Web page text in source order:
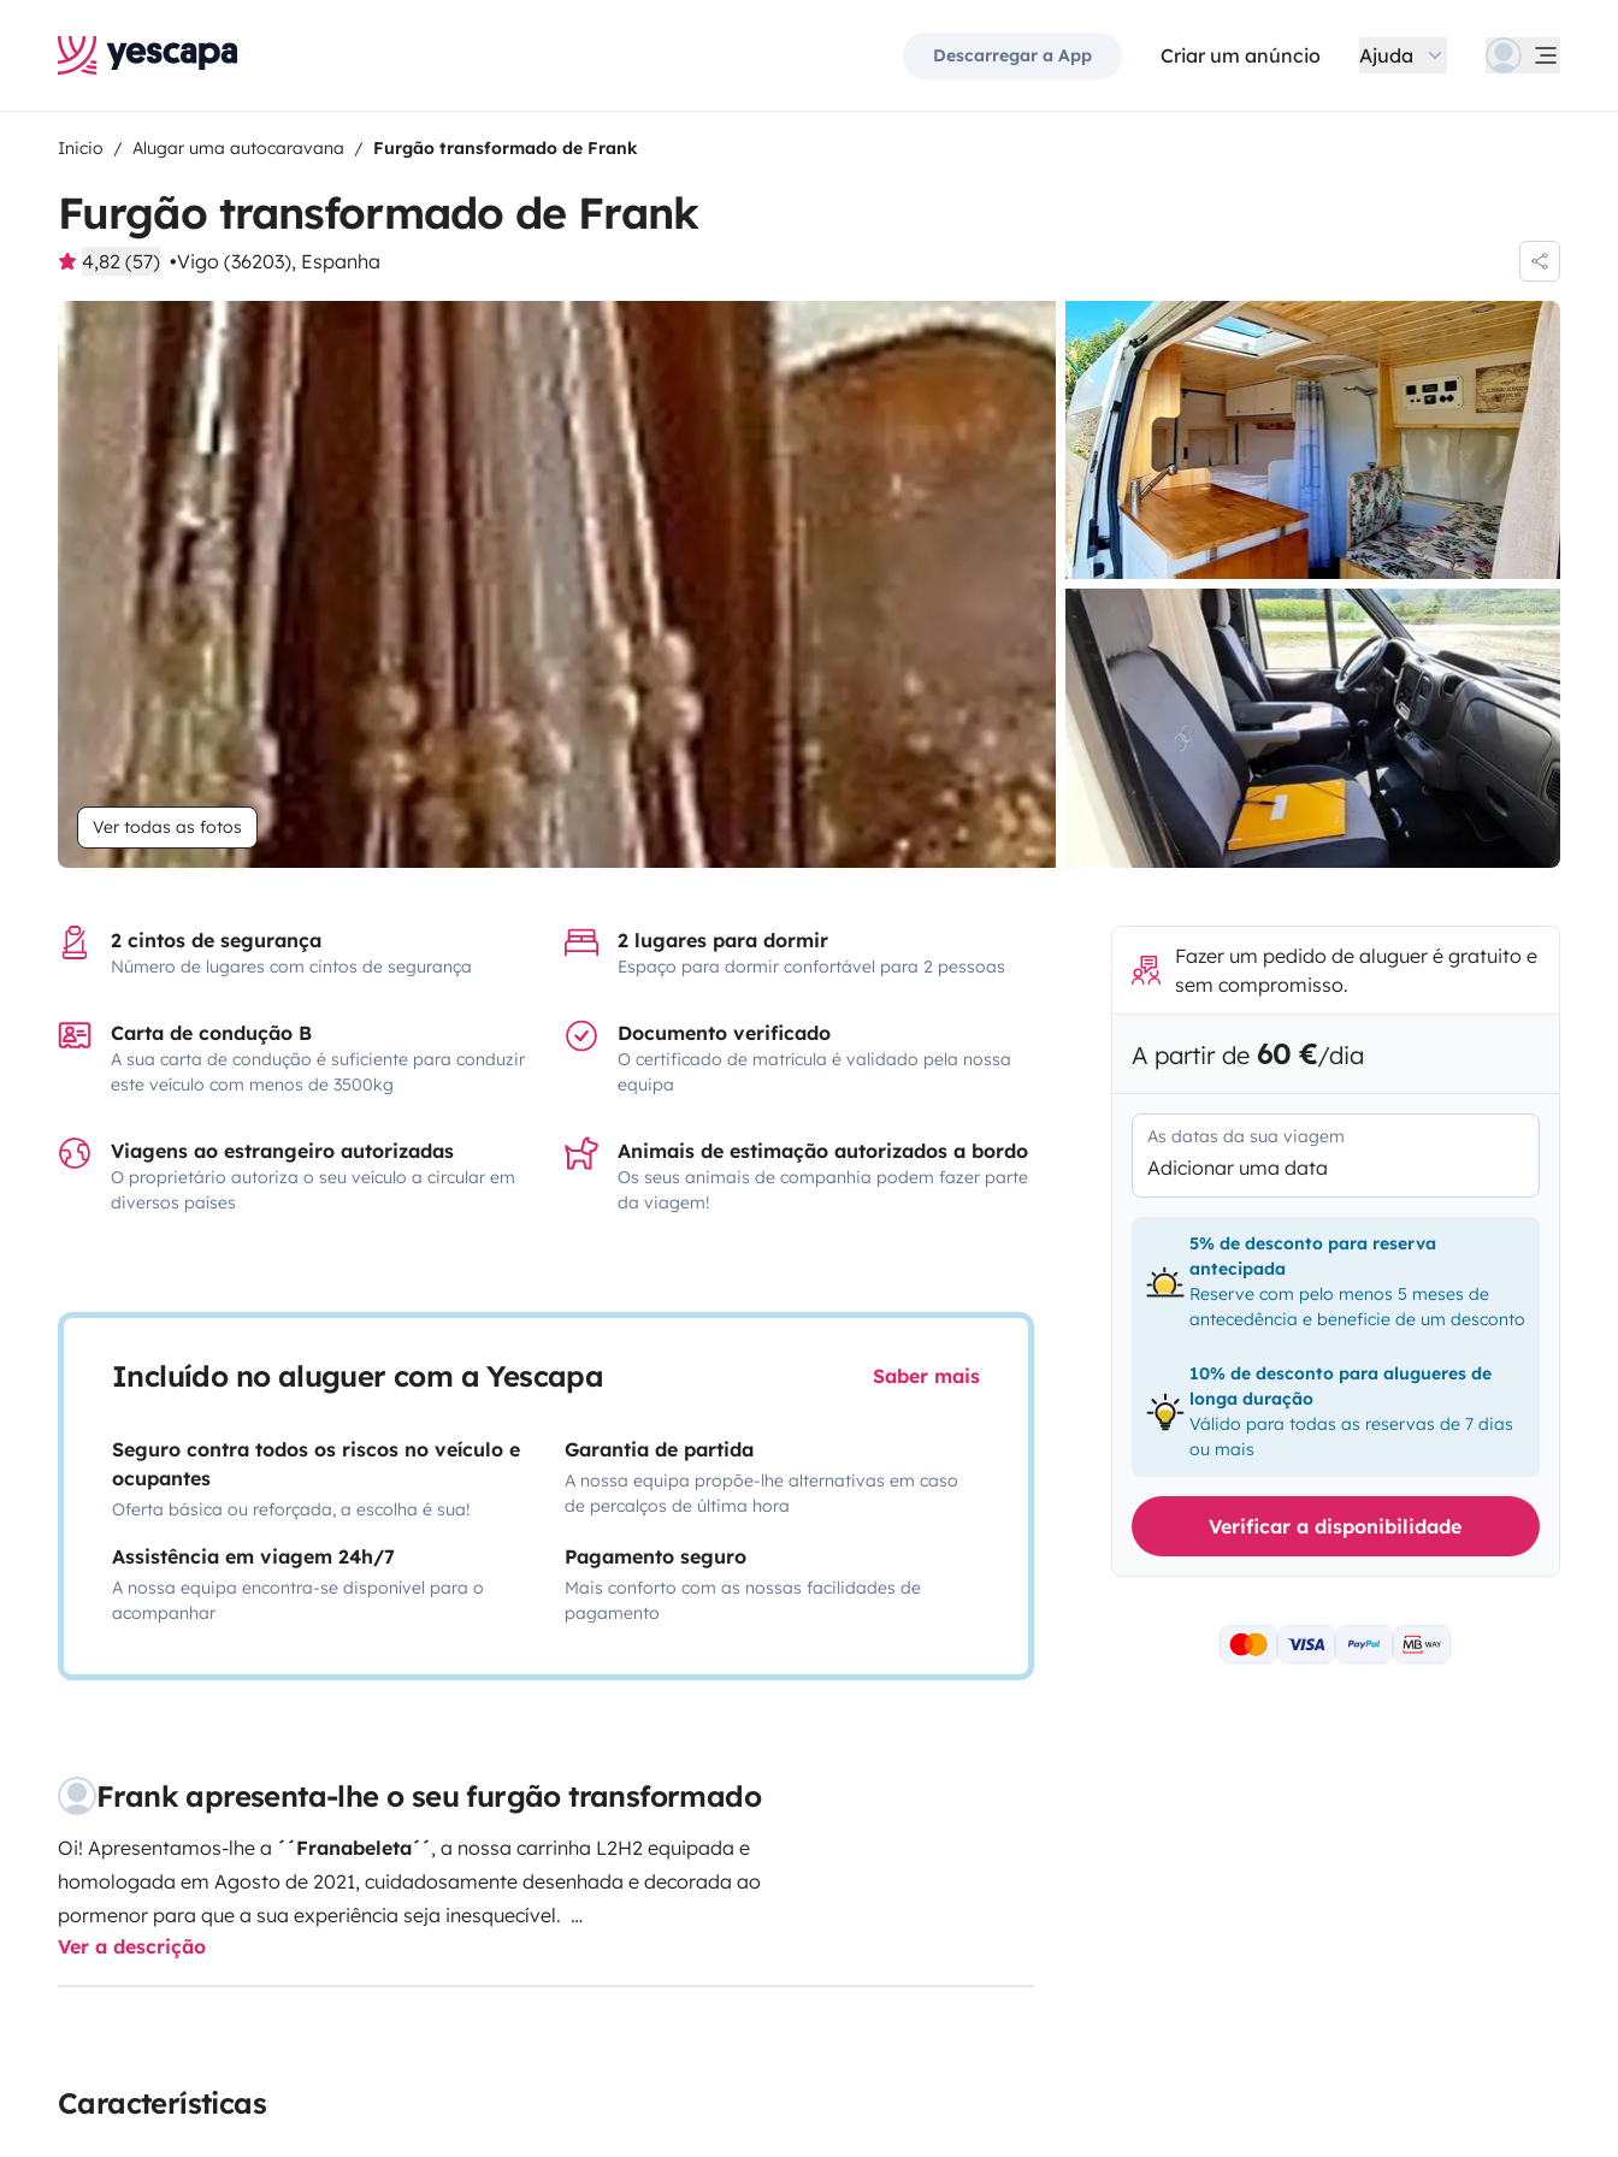
Descarregar a App Criar um anúncio Ajuda
Inicio Alugar uma autocaravana Furgão transformado de Frank
Furgão transformado de Frank
4,82 (57) Vigo (36203), Espanha
Ver todas as fotos
2 cintos de segurança
Número de lugares com cintos de segurança
2 lugares para dormir
Espaço para dormir confortável para 2 pessoas
Carta de condução B
A sua carta de condução é suficiente para conduzir
este veículo com menos de 3500kg
Documento verificado
O certificado de matrícula é validado pela nossa
equipa
Viagens ao estrangeiro autorizadas
O proprietário autoriza o seu veículo a circular em
diversos países
Animais de estimação autorizados a bordo
Os seus animais de companhia podem fazer parte
da viagem!
Incluído no aluguer com a Yescapa Saber mais
Seguro contra todos os riscos no veículo e
ocupantes
Oferta básica ou reforçada, a escolha é sua!
Garantia de partida
A nossa equipa propõe-lhe alternativas em caso
de percalços de última hora
Assistência em viagem 24h/7
A nossa equipa encontra-se disponível para o
acompanhar
Pagamento seguro
Mais conforto com as nossas facilidades de
pagamento
Frank apresenta-lhe o seu furgão transformado
Oi! Apresentamos-lhe a ´´Franabeleta´´, a nossa carrinha L2H2 equipada e
homologada em Agosto de 2021, cuidadosamente desenhada e decorada ao
pormenor para que a sua experiência seja inesquecível.
AFranabeletaé perfeita para todos os tipos de viagens:
(condução fácil e GRANDE capacidade de armazenamento). Possui 2 bancos
Dispoe:
Ver a descrição
Características
Fazer um pedido de aluguer é gratuito e
sem compromisso.
A partir de 60 €/dia
As datas da sua viagem
Adicionar uma data
5% de desconto para reserva
antecipada
Reserve com pelo menos 5 meses de
antecedência e beneficie de um desconto
10% de desconto para alugueres de
longa duração
Válido para todas as reservas de 7 dias
ou mais
Verificar a disponibilidade